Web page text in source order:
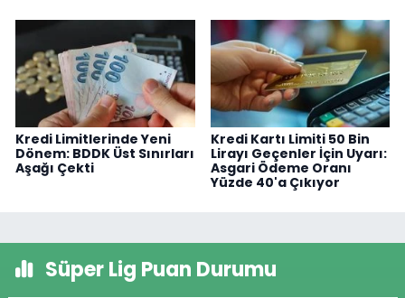
Kredi Limitlerinde Yeni
Dönem: BDDK Üst Sınırları
Aşağı Çekti
Kredi Kartı Limiti 50 Bin
Lirayı Geçenler İçin Uyarı:
Asgari Ödeme Oranı
Yüzde 40'a Çıkıyor
Süper Lig Puan Durumu